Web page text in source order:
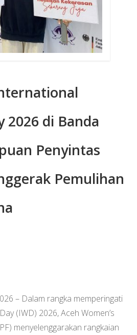
2026 di Banda
Penyintas
Pemulihan
– Dalam rangka memperingati
(IWD) 2026, Aceh Women’s
menyelenggarakan rangkaian